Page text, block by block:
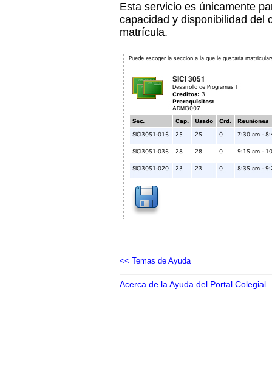
Esta servicio es únicamente
capacidad y disponibilidad del
matrícula.
<< Temas de Ayuda
Acerca de la Ayuda del Portal Colegial